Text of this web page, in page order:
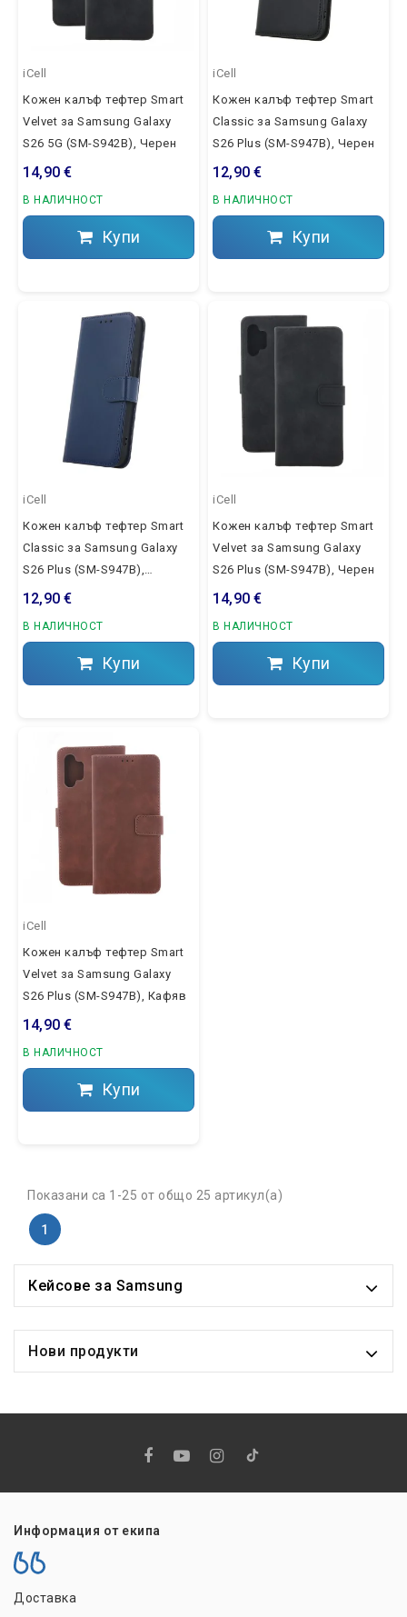
iCell
Кожен калъф тефтер Smart
Velvet за Samsung Galaxy
S26 5G (SM-S942B), Черен
14,90 €
В НАЛИЧНОСТ
Купи
iCell
Кожен калъф тефтер Smart
Classic за Samsung Galaxy
S26 Plus (SM-S947B), Черен
12,90 €
В НАЛИЧНОСТ
Купи
iCell
Кожен калъф тефтер Smart
Classic за Samsung Galaxy
S26 Plus (SM-S947B),
Тъмносин
12,90 €
В НАЛИЧНОСТ
Купи
iCell
Кожен калъф тефтер Smart
Velvet за Samsung Galaxy
S26 Plus (SM-S947B), Черен
14,90 €
В НАЛИЧНОСТ
Купи
iCell
Кожен калъф тефтер Smart
Velvet за Samsung Galaxy
S26 Plus (SM-S947B), Кафяв
14,90 €
В НАЛИЧНОСТ
Купи
Показани са 1-25 от общо 25 артикул(а)
1
Кейсове за Samsung
Нови продукти
Информация от екипа
Доставка